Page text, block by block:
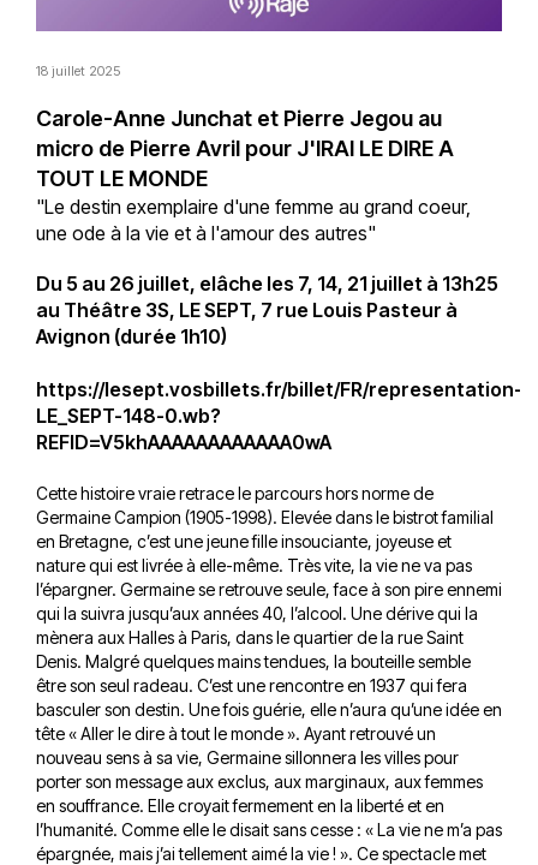
18 juillet 2025
Carole-Anne Junchat et Pierre Jegou au
micro de Pierre Avril pour J'IRAI LE DIRE A
TOUT LE MONDE
"Le destin exemplaire d'une femme au grand coeur,
une ode à la vie et à l'amour des autres"
Du 5 au 26 juillet, elâche les 7, 14, 21 juillet à 13h25
au Théâtre 3S, LE SEPT, 7 rue Louis Pasteur à
Avignon (durée 1h10)
https://lesept.vosbillets.fr/billet/FR/representation-
LE_SEPT-148-0.wb?
REFID=V5khAAAAAAAAAAAA0wA
Cette histoire vraie retrace le parcours hors norme de
Germaine Campion (1905-1998). Elevée dans le bistrot familial
en Bretagne, c’est une jeune fille insouciante, joyeuse et
nature qui est livrée à elle-même. Très vite, la vie ne va pas
l’épargner. Germaine se retrouve seule, face à son pire ennemi
qui la suivra jusqu’aux années 40, l’alcool. Une dérive qui la
mènera aux Halles à Paris, dans le quartier de la rue Saint
Denis. Malgré quelques mains tendues, la bouteille semble
être son seul radeau. C’est une rencontre en 1937 qui fera
basculer son destin. Une fois guérie, elle n’aura qu’une idée en
tête « Aller le dire à tout le monde ». Ayant retrouvé un
nouveau sens à sa vie, Germaine sillonnera les villes pour
porter son message aux exclus, aux marginaux, aux femmes
en souffrance. Elle croyait fermement en la liberté et en
l’humanité. Comme elle le disait sans cesse : « La vie ne m’a pas
épargnée, mais j’ai tellement aimé la vie ! ». Ce spectacle met